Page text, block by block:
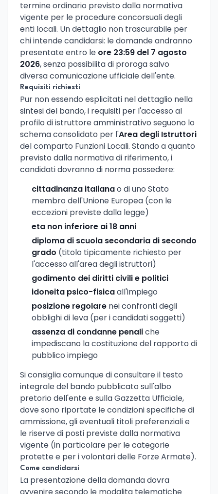
termine ordinario previsto dalla normativa
vigente per le procedure concorsuali degli
enti locali. Un dettaglio non trascurabile per
chi intende candidarsi: le domande andranno
presentate entro le ore 23:59 del 7 agosto
2026, senza possibilita di proroga salvo
diversa comunicazione ufficiale dell'ente.
Requisiti richiesti
Pur non essendo esplicitati nel dettaglio nella
sintesi del bando, i requisiti per l'accesso al
profilo di istruttore amministrativo seguono lo
schema consolidato per l'Area degli Istruttori
del comparto Funzioni Locali. Stando a quanto
previsto dalla normativa di riferimento, i
candidati dovranno di norma possedere:
cittadinanza italianao di uno Stato
membro dell'Unione Europea (con le
eccezioni previste dalla legge)
eta non inferiore ai 18 anni
diploma di scuola secondaria di secondo
grado (titolo tipicamente richiesto per
l'accesso all'area degli istruttori)
godimento dei diritti civili e politici
idoneita psico-fisicaall'impiego
posizione regolare nei confronti degli
obblighi di leva (per i candidati soggetti)
assenza di condanne penaliche
impediscano la costituzione del rapporto di
pubblico impiego
Si consiglia comunque di consultare il testo
integrale del bando pubblicato sull'albo
pretorio dell'ente e sulla Gazzetta Ufficiale,
dove sono riportate le condizioni specifiche di
ammissione, gli eventuali titoli preferenziali e
le riserve di posti previste dalla normativa
vigente (in particolare per le categorie
protette e per i volontari delle Forze Armate).
Come candidarsi
La presentazione della domanda dovra